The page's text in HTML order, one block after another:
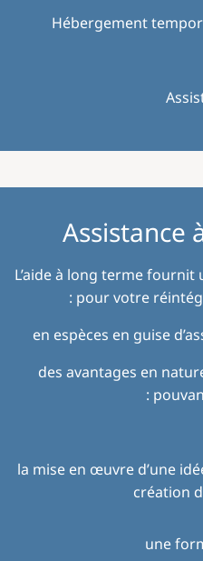
Hébergement
Assistance
L’aide à long terme
pour votre
des avantages en
la mise en œuvre d’une
création
une